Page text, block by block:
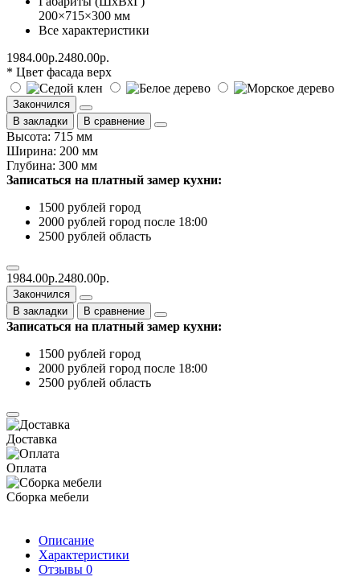
200×715×300 мм
Все характеристики
1984.00р.2480.00р.
* Цвет фасада верх
Закончился
В закладки
В сравнение
Высота: 715 мм
Ширина: 200 мм
Глубина: 300 мм
Записаться на платный замер кухни:
1500 рублей город
2000 рублей город после 18:00
2500 рублей область
1984.00р.2480.00р.
Закончился
В закладки
В сравнение
Записаться на платный замер кухни:
1500 рублей город
2000 рублей город после 18:00
2500 рублей область
Доставка
Оплата
Сборка мебели
Описание
Характеристики
Отзывы 0